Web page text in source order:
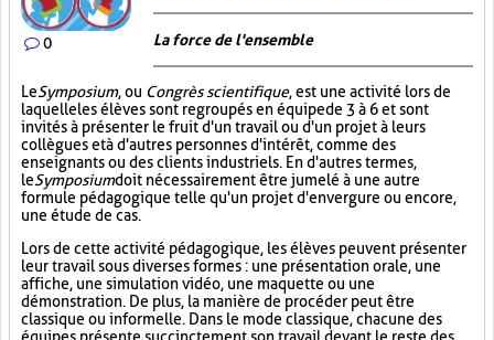
0 La force de l'ensemble
LeSymposium, ou Congrès scientifique, est une activité lors de
laquelle les élèves sont regroupés en équipe de 3 à 6 et sont
invités à présenter le fruit d'un travail ou d'un projet à leurs
collègues et à d'autres personnes d'intérêt, comme des
enseignants ou des clients industriels. En d'autres termes,
leSymposiumdoit nécessairement être jumelé à une autre
formule pédagogique telle qu'un projet d'envergure ou encore,
une étude de cas.
Lors de cette activité pédagogique, les élèves peuvent présenter
leur travail sous diverses formes : une présentation orale, une
affiche, une simulation vidéo, une maquette ou une
démonstration. De plus, la manière de procéder peut être
classique ou informelle. Dans le mode classique, chacune des